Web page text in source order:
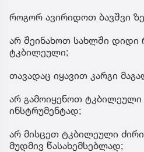
როგორ ავირიდოთ ბავშვი
არ შეინახოთ სახლში დიდი
ტკბილეული;
თავადაც იყავით კარგი
არ გამოიყენოთ
ინსტრუმენტად;
არ მისცეთ ტკბილეული
მუდმივ წასახემსებლად;